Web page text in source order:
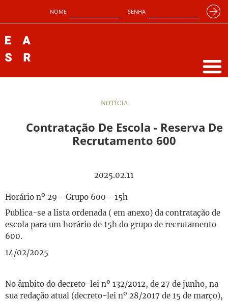
NOME SENHA
NOTÍCIA
Contratação De Escola - Reserva De
Recrutamento 600
2025.02.11
Horário nº 29 - Grupo 600 - 15h
Publica-se a lista ordenada ( em anexo) da contratação de
escola para um horário de 15h do grupo de recrutamento
600.
14/02/2025
No âmbito do decreto-lei nº 132/2012, de 27 de junho, na
sua redação atual (decreto-lei nº 28/2017 de 15 de março),